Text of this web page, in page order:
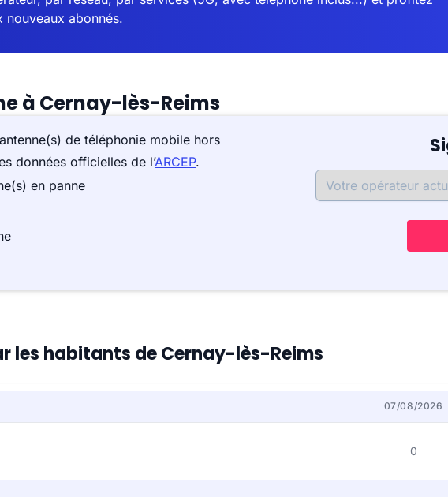
nouveaux abonnés.
à Cernay-lès-Reims
antenne(s) de téléphonie mobile hors
données officielles de l’ARCEP.
en panne
les habitants de Cernay-lès-Reims
07/08/2026
0